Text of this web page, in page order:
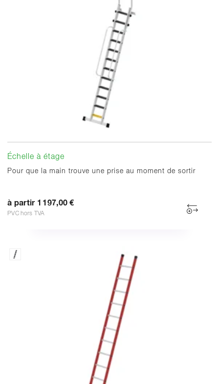
Échelle à étage
Pour que la main trouve une prise au moment de sortir
à partir 1 197,00 €
PVC hors TVA